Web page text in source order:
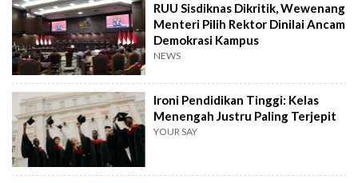
RUU Sisdiknas Dikritik, Wewenang
Menteri Pilih Rektor Dinilai Ancam
Demokrasi Kampus
NEWS
Ironi Pendidikan Tinggi: Kelas
Menengah Justru Paling Terjepit
YOUR SAY